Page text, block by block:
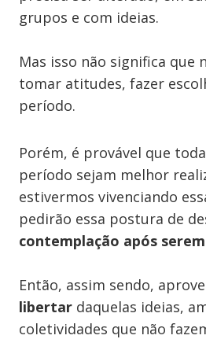
grupos e com ideias.
Mas isso não significa que
tomar atitudes, fazer
período.
Porém, é provável que
período sejam melhor
estivermos vivenciando
pedirão essa postura de
contemplação após
Então, assim sendo,
libertar daquelas ideias,
coletividades que não